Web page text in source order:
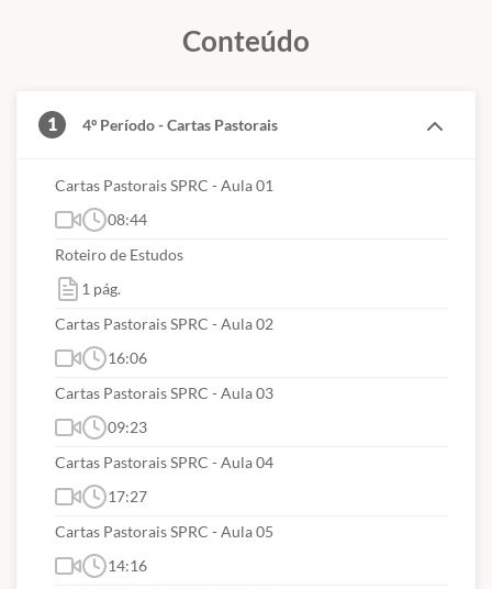
Conteúdo
1 4º Período - Cartas Pastorais
Cartas Pastorais SPRC - Aula 01
08:44
Roteiro de Estudos
1 pág.
Cartas Pastorais SPRC - Aula 02
16:06
Cartas Pastorais SPRC - Aula 03
09:23
Cartas Pastorais SPRC - Aula 04
17:27
Cartas Pastorais SPRC - Aula 05
14:16